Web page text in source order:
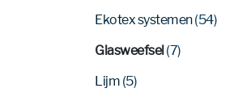
Ekotex systemen(54)
Glasweefsel(7)
Lijm (5)